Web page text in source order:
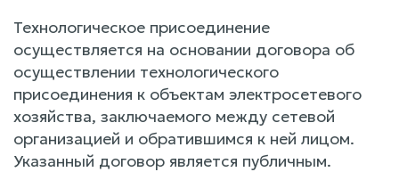
Технологическое присоединение
осуществляется на основании договора об
осуществлении технологического
присоединения к объектам электросетевого
хозяйства, заключаемого между сетевой
организацией и обратившимся к ней лицом.
Указанный договор является публичным.